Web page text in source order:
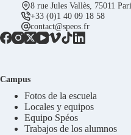
8 rue Jules Vallès, 75011
+33 (0)1 40 09 18 58
contact@speos.fr
Campus
Fotos de la escuela
Locales y equipos
Equipo Spéos
Trabajos de los alumnos